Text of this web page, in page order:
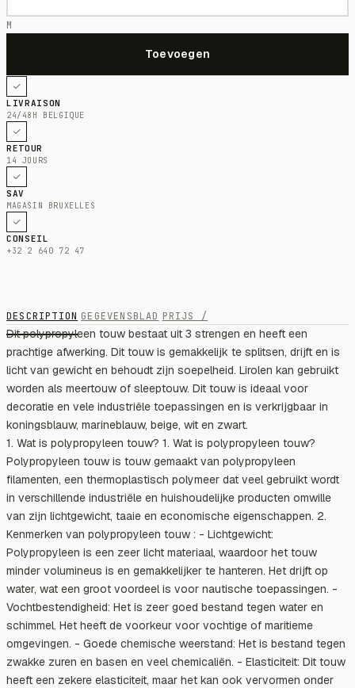
M
LIVRAISON
24/48H BELGIQUE
RETOUR
14 JOURS
SAV
MAGASIN BRUXELLES
CONSEIL
+32 2 640 72 47
DESCRIPTION GEGEVENSBLAD PRIJS /
Dit polypropyleen touw bestaat uit 3 strengen en heeft een
prachtige afwerking. Dit touw is gemakkelijk te splitsen, drijft en is
licht van gewicht en behoudt zijn soepelheid. Lirolen kan gebruikt
worden als meertouw of sleeptouw. Dit touw is ideaal voor
decoratie en vele industriële toepassingen en is verkrijgbaar in
koningsblauw, marineblauw, beige, wit en zwart.
1. Wat is polypropyleen touw? 1. Wat is polypropyleen touw?
Polypropyleen touw is touw gemaakt van polypropyleen
filamenten, een thermoplastisch polymeer dat veel gebruikt wordt
in verschillende industriële en huishoudelijke producten omwille
van zijn lichtgewicht, taaie en economische eigenschappen. 2.
Kenmerken van polypropyleen touw : - Lichtgewicht:
Polypropyleen is een zeer licht materiaal, waardoor het touw
minder volumineus is en gemakkelijker te hanteren. Het drijft op
water, wat een groot voordeel is voor nautische toepassingen. -
Vochtbestendigheid: Het is zeer goed bestand tegen water en
schimmel. Het heeft de voorkeur voor vochtige of maritieme
omgevingen. - Goede chemische weerstand: Het is bestand tegen
zwakke zuren en basen en veel chemicaliën. - Elasticiteit: Dit touw
heeft een zekere elasticiteit, maar het kan ook vervormen onder